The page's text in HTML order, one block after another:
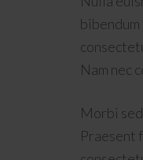
Nam nec
Morbi
Praesent